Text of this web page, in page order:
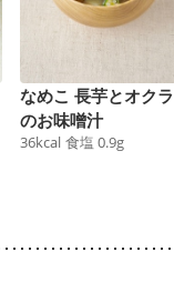
なめこ 長芋とオクラ
のお味噌汁
36kcal 食塩 0.9g